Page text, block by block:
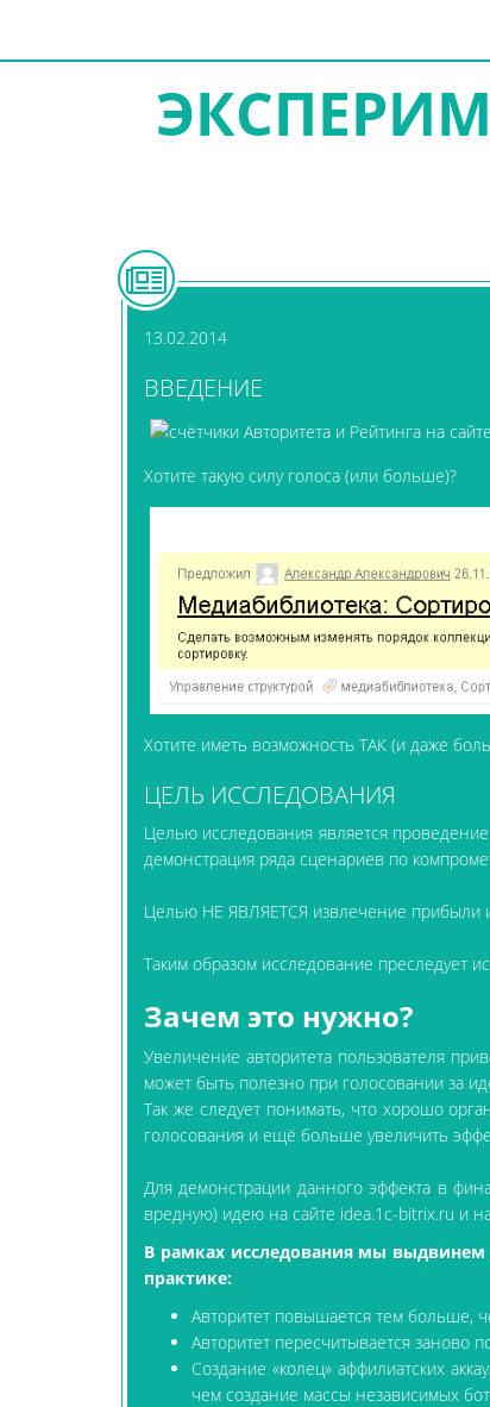
13.02.2014
ВВЕДЕНИЕ
Хотите такую силу голоса (или больше)?
Хотите иметь возможность ТАК (и даже
ЦЕЛЬ ИССЛЕДОВАНИЯ
Целью исследования является
демонстрация ряда сценариев по
Целью НЕ ЯВЛЯЕТСЯ извлечение прибыли
Таким образом исследование
Зачем это нужно?
Увеличение авторитета пользователя
может быть полезно при голосовании за
Так же следует понимать, что хорошо
голосования и ещё больше увеличить
Для демонстрации данного эффекта в
вредную) идею на сайте idea.1c-bitrix.ru и
В рамках исследования мы выдвинем
практике:
Авторитет повышается тем больше,
Авторитет пересчитывается заново
Создание «колец» аффилиатских
чем создание массы независимых